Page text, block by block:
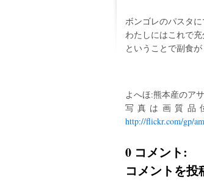
ボンゴレのパスタ
わたしにはこれで充
ということで副食が
よへほ:熊本産のア
写真は画質品
http://flickr.com/gp/
0 コメント:
コメントを投